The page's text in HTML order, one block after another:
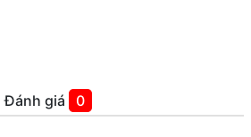
Đánh giá 0